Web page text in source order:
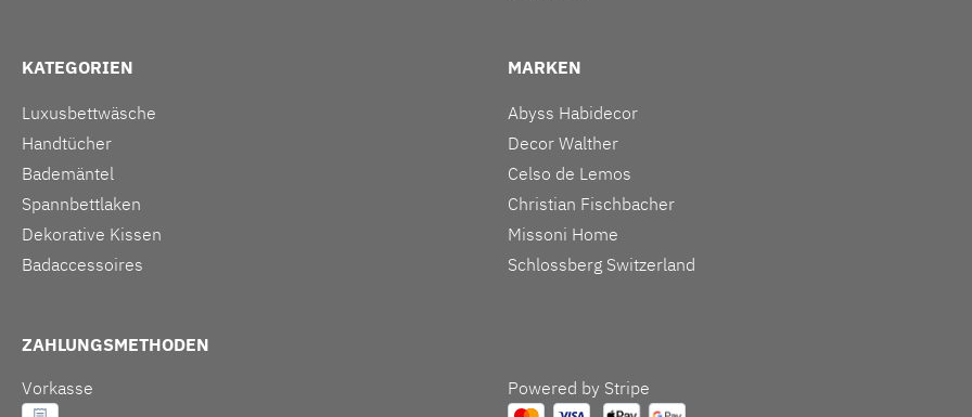
KATEGORIEN
Luxusbettwäsche
Handtücher
Bademäntel
Spannbettlaken
Dekorative Kissen
Badaccessoires
MARKEN
Abyss Habidecor
Decor Walther
Celso de Lemos
Christian Fischbacher
Missoni Home
Schlossberg Switzerland
ZAHLUNGSMETHODEN
Vorkasse
Powered by Stripe